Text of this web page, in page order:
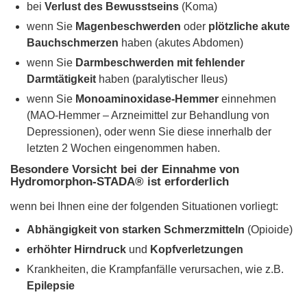
bei Verlust des Bewusstseins (Koma)
wenn Sie Magenbeschwerden oder plötzliche akute
Bauchschmerzen haben (akutes Abdomen)
wenn Sie Darmbeschwerden mit fehlender
Darmtätigkeit haben (paralytischer Ileus)
wenn Sie Monoaminoxidase-Hemmer einnehmen
(MAO-Hemmer – Arzneimittel zur Behandlung von
Depressionen), oder wenn Sie diese innerhalb der
letzten 2 Wochen eingenommen haben.
Besondere Vorsicht bei der Einnahme von
Hydromorphon-STADA® ist erforderlich
wenn bei Ihnen eine der folgenden Situationen vorliegt:
Abhängigkeit von starken Schmerzmitteln (Opioide)
erhöhter Hirndruck und Kopfverletzungen
Krankheiten, die Krampfanfälle verursachen, wie z.B.
Epilepsie